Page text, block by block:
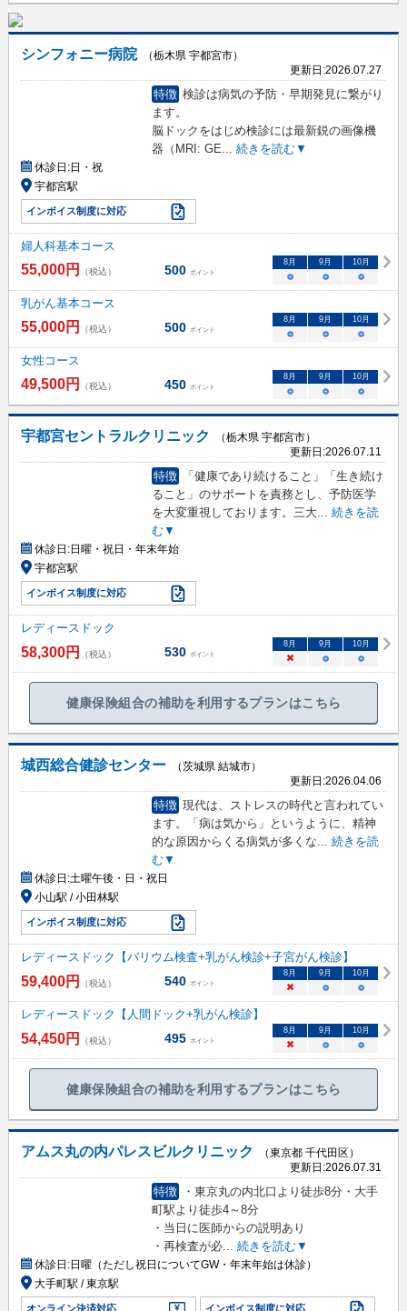
シンフォニー病院
（栃木県 宇都宮市）
更新日:2026.07.27
特徴 検診は病気の予防・早期発見に繋がり
ます。
脳ドックをはじめ検診には最新鋭の画像機
器（MRI: GE
続きを読む▼
休診日:日・祝
宇都宮駅
インボイス制度に対応
婦人科基本コース
55,000円 （税込） 500 ポイント
8 月 9 月 10月
○ ○ ○
乳がん基本コース
55,000円 （税込） 500 ポイント
8 月 9 月 10月
○ ○ ○
女性コース
49,500円 （税込） 450 ポイント
8 月 9 月 10月
○ ○ ○
宇都宮セントラルクリニック
（栃木県 宇都宮市）
更新日:2026.07.11
特徴
「健康であり続けること」「生き続け
ること」のサポートを責務とし、予防医学
を大変重視しております。三大... 続きを読
む▼
休診日:日曜・祝日・年末年始
宇都宮駅
インボイス制度に対応
レディースドック
58,300円 （税込） 530 ポイント
8月 9月 10月
× ○ ○
健康保険組合の補助を利用するプランはこちら
城西総合健診センター
（茨城県 結城市）
更新日:2026.04.06
特徴 現代は、ストレスの時代と言われてい
ます。「病は気から」というように、精神
的な原因からくる病気が多くな... 続きを読
む▼
休診日:土曜午後・日・祝日
小山駅 / 小田林駅
インボイス制度に対応
レディースドック【バリウム検査+乳がん検診+子宮がん検診】
59,400円 （税込） 540 ポイント
8月 9月 10月
× ○ ○
レディースドック【人間ドック+乳がん検診】
54,450円 （税込） 495 ポイント
8月 9月 10月
× ○ ○
健康保険組合の補助を利用するプランはこちら
アムス丸の内パレスビルクリニック
（東京都 千代田区）
更新日:2026.07.31
特徴
・東京丸の内北口より徒歩8分・大手
町駅より徒歩4～8分
・当日に医師からの説明あり
・再検査が必... 続きを読む▼
休診日:日曜（ただし祝日についてGW・年末年始は休診）
大手町駅 / 東京駅
オンライン決済対応 インボイス制度に対応